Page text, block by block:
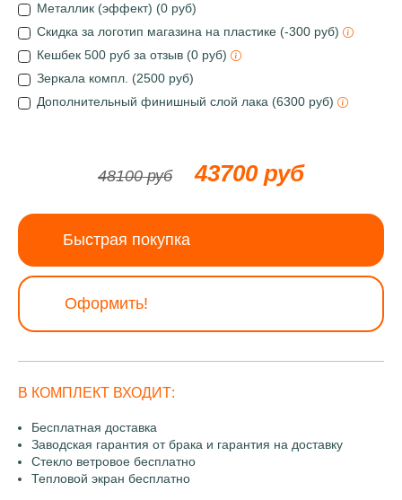
Металлик (эффект) (0 руб)
Скидка за логотип магазина на пластике (-300 руб)
Кешбек 500 руб за отзыв (0 руб)
Зеркала компл. (2500 руб)
Дополнительный финишный слой лака (6300 руб)
48100 руб 43700 руб
Быстрая покупка
Оформить!
В КОМПЛЕКТ ВХОДИТ:
Бесплатная доставка
Заводская гарантия от брака и гарантия на доставку
Стекло ветровое бесплатно
Тепловой экран бесплатно